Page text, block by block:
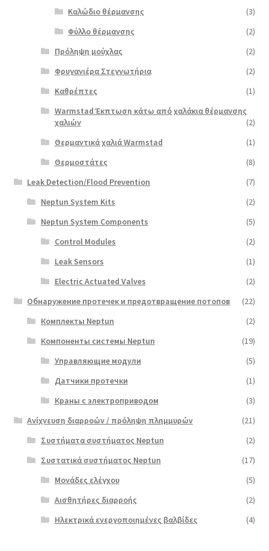
Καλώδιο θέρμανσης
(3)
Φύλλο θέρμανσης
(2)
Πρόληψη μούχλας
(2)
Φρυγανιέρα Στεγνωτήρια
(2)
Καθρέπτες
(1)
Warmstad Έκπτωση κάτω από χαλάκια θέρμανσης
χαλιών
(2)
Θερμαντικά χαλιά Warmstad
(1)
Θερμοστάτες
(8)
Leak Detection/Flood Prevention
(7)
Neptun System Kits
(2)
Neptun System Components
(5)
Control Modules
(2)
Leak Sensors
(1)
Electric Actuated Valves
(2)
Обнаружение протечек и предотвращение потопов
(22)
Комплекты Neptun
(2)
Компоненты системы Neptun
(19)
Управляющие модули
(5)
Датчики протечки
(1)
Краны с электроприводом
(3)
Ανίχνευση διαρροών / πρόληψη πλημμυρών
(21)
Συστήματα συστήματος Neptun
(2)
Συστατικά συστήματος Neptun
(17)
Μονάδες ελέγχου
(5)
Αισθητήρες διαρροής
(2)
Ηλεκτρικά ενεργοποιημένες βαλβίδες
(4)